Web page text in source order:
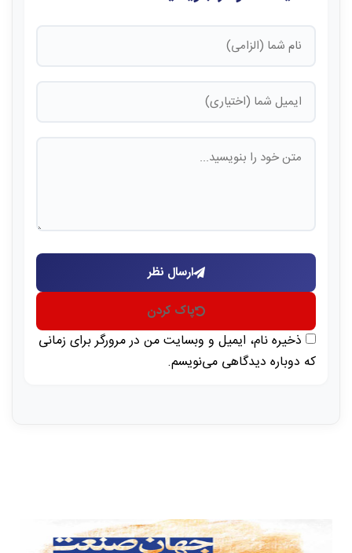
ارسال نظر
پاک کردن
ذخیره نام، ایمیل و وبسایت من در مرورگر برای زمانی
که دوباره دیدگاهی می‌نویسم.